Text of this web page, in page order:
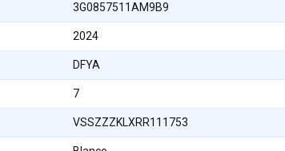
3G0857511AM9B9
2024
DFYA
7
VSSZZZKLXRR111753